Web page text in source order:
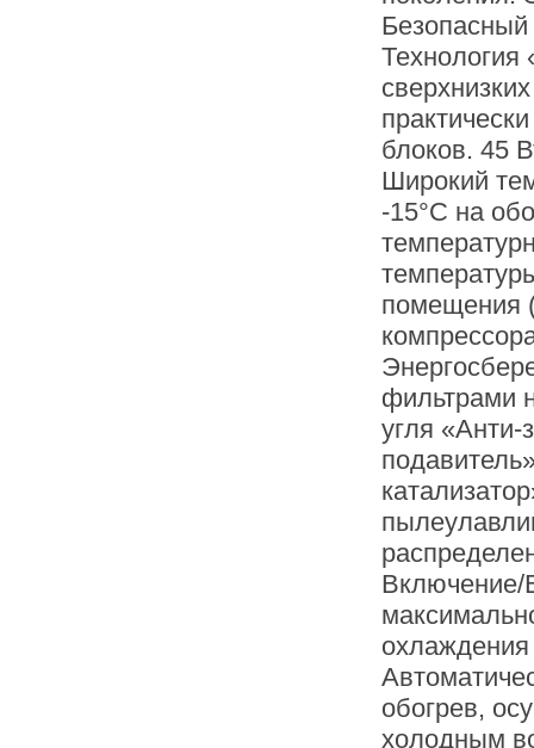
Безопасный
Технология
блоков. 45
Широкий
-15°С на
помещения
фильтрами
угля «Анти-
Включение/
обогрев,
холодным